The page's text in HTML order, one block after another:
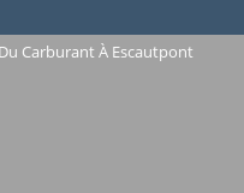
Carburant À Escautpont